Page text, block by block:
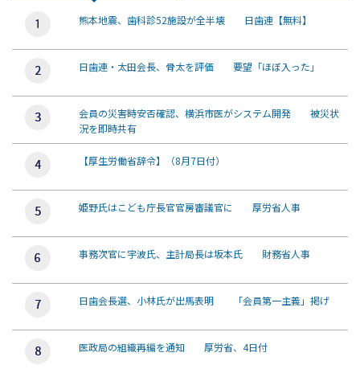
熊本地震、歯科診52施設が全半壊 日歯連【無料】
日歯連・太田会長、骨太を評価 要望「ほぼ入った」
会員の災害時安否確認、横浜市医がシステム開発 被災状
況を即時共有
【厚生労働省辞令】（8月7日付）
姫野氏はこども庁長官官房審議官に 厚労省人事
事務次官に宇波氏、主計局長は坂本氏 財務省人事
日歯会長選、小林氏が出馬表明 「会員第一主義」掲げ
医政局の組織再編を通知 厚労省、4日付